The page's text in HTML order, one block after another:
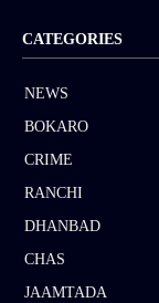
CATEGORIES
NEWS
BOKARO
CRIME
RANCHI
DHANBAD
CHAS
JAAMTADA